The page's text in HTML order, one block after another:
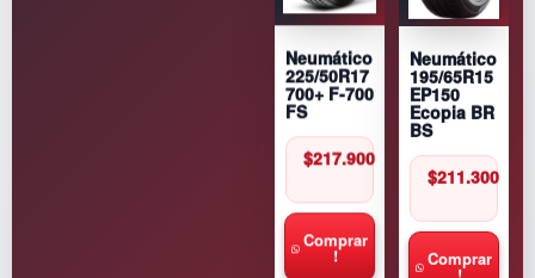
Neumático
225/50R17
700+ F-700
FS
$217.900
Comprar
!
Neumático
195/65R15
EP150
Ecopia BR
BS
$211.300
Comprar
!